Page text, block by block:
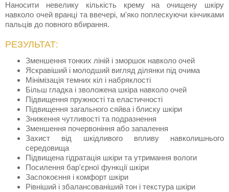
Наносити невелику кількість крему на очищену шкіру
навколо очей вранці та ввечері, м'яко поплескуючи кінчиками
пальців до повного вбирання.
РЕЗУЛЬТАТ:
Зменшення тонких ліній і зморшок навколо очей
Яскравіший і молодший вигляд ділянки під очима
Мінімізація темних кіл і набряклості
Більш гладка і зволожена шкіра навколо очей
Підвищення пружності та еластичності
Підвищення загального сяйва і блиску шкіри
Зниження чутливості та подразнення
Зменшення почервоніння або запалення
Захист від шкідливого впливу навколишнього
середовища
Підвищена гідратація шкіри та утримання вологи
Посилення бар'єрної функції шкіри
Заспокоєння і комфорт шкіри
Рівніший і збалансованіший тон і текстура шкіри